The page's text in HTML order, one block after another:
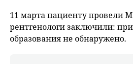
11 марта пациенту провели
рентгенологи заключили:
образования не обнаружено.